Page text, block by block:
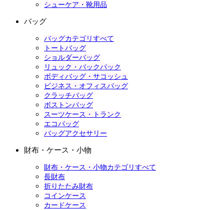
シューケア・靴用品
バッグ
バッグカテゴリすべて
トートバッグ
ショルダーバッグ
リュック・バックパック
ボディバッグ・サコッシュ
ビジネス・オフィスバッグ
クラッチバッグ
ボストンバッグ
スーツケース・トランク
エコバッグ
バッグアクセサリー
財布・ケース・小物
財布・ケース・小物カテゴリすべて
長財布
折りたたみ財布
コインケース
カードケース